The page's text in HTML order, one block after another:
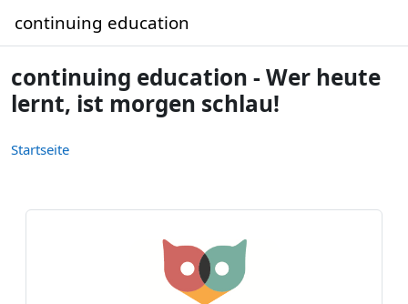
continuing education
continuing education - Wer heute
lernt, ist morgen schlau!
Startseite